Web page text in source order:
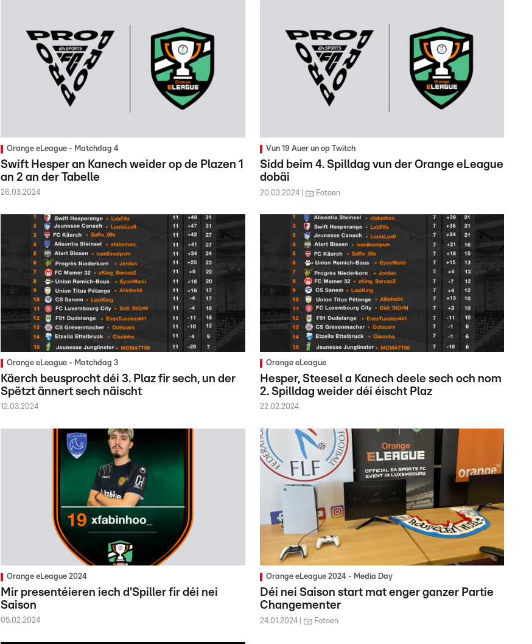
Orange eLeague - Matchdag 4
Swift Hesper an Kanech weider op de Plazen 1
an 2 an der Tabelle
26.03.2024
Vun 19 Auer un op Twitch
Sidd beim 4. Spilldag vun der Orange eLeague
dobäi
20.03.2024 Fotoen
Orange eLeague - Matchdag 3
Käerch beusprocht déi 3. Plaz fir sech, un der
Spëtzt ännert sech näischt
12.03.2024
Orange eLeague
Hesper, Steesel a Kanech deele sech och nom
2. Spilldag weider déi éischt Plaz
22.02.2024
Orange eLeague 2024
Mir presentéieren iech d'Spiller fir déi nei
Saison
05.02.2024
Orange eLeague 2024 - Media Day
Déi nei Saison start mat enger ganzer Partie
Changementer
24.01.2024 Fotoen